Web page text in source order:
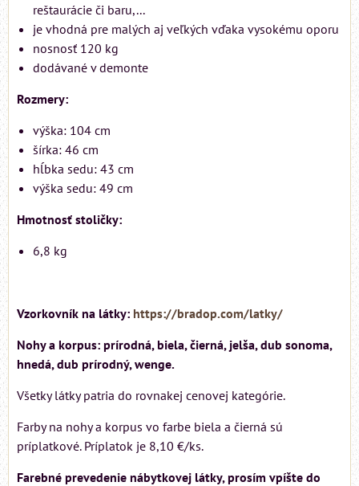
reštaurácie či baru,...
je vhodná pre malých aj veľkých vďaka vysokému oporu
nosnosť 120 kg
dodávané v demonte
Rozmery:
výška: 104 cm
šírka: 46 cm
hĺbka sedu: 43 cm
výška sedu: 49 cm
Hmotnosť stoličky:
6,8 kg
Vzorkovník na látky: https://bradop.com/latky/
Nohy a korpus: prírodná, biela, čierná, jelša, dub sonoma,
hnedá, dub prírodný, wenge.
Všetky látky patria do rovnakej cenovej kategórie.
Farby na nohy a korpus vo farbe biela a čierná sú
príplatkové. Príplatok je 8,10 €/ks.
Farebné prevedenie nábytkovej látky, prosím vpíšte do